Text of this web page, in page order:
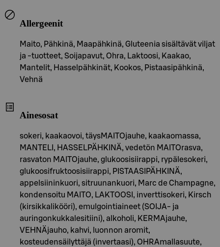
Allergeenit
Maito, Pähkinä, Maapähkinä, Gluteenia sisältävät viljat
ja -tuotteet, Soijapavut, Ohra, Laktoosi, Kaakao,
Mantelit, Hasselpähkinät, Kookos, Pistaasipähkinä,
Vehnä
Ainesosat
sokeri, kaakaovoi, täysMAITOjauhe, kaakaomassa,
MANTELI, HASSELPÄHKINÄ, vedetön MAITOrasva,
rasvaton MAITOjauhe, glukoosisiirappi, rypälesokeri,
glukoosifruktoosisiirappi, PISTAASIPÄHKINÄ,
appelsiininkuori, sitruunankuori, Marc de Champagne,
kondensoitu MAITO, LAKTOOSI, inverttisokeri, Kirsch
(kirsikkalikööri), emulgointiaineet (SOIJA- ja
auringonkukkalesitiini), alkoholi, KERMAjauhe,
VEHNÄjauho, kahvi, luonnon aromit,
kosteudensäilyttäjä (invertaasi), OHRAmallasuute,